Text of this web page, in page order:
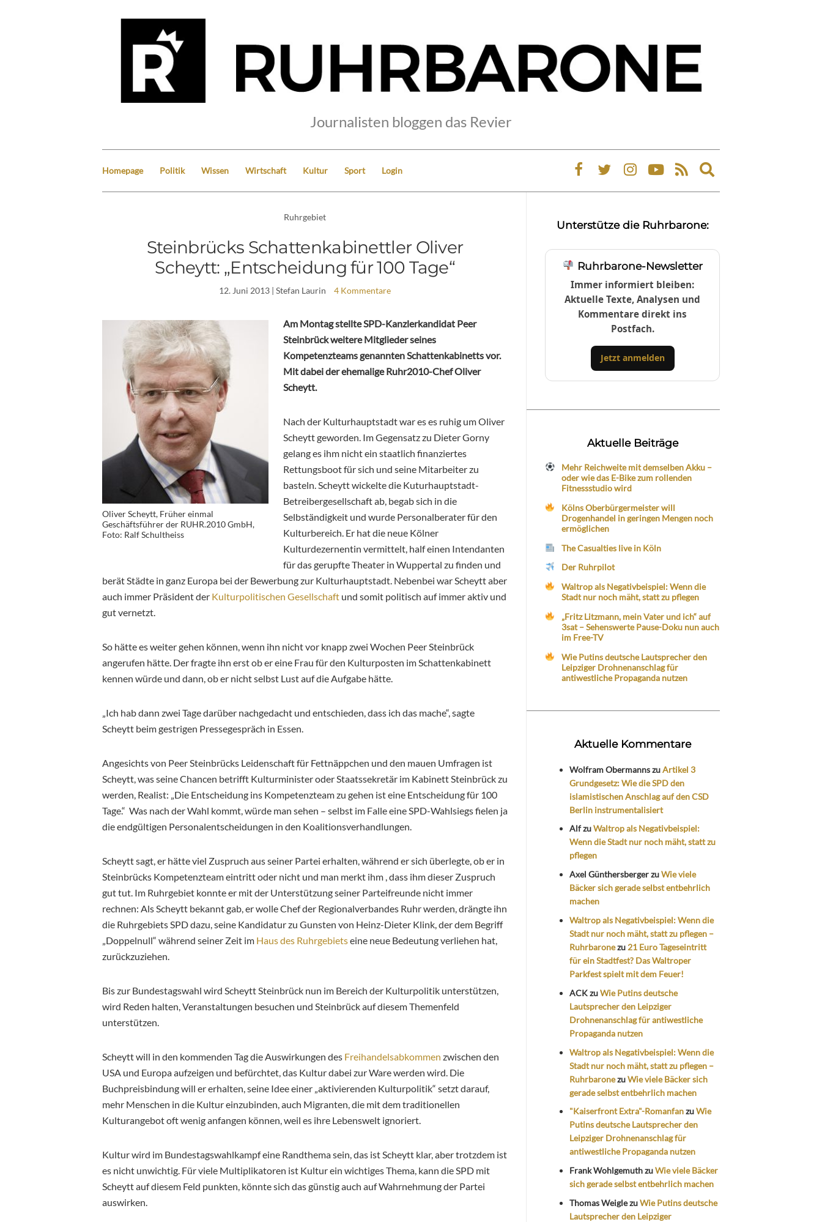
Journalisten bloggen das Revier
Homepage Politik Wissen Wirtschaft Kultur Sport Login
Expand
search
Ruhrgebiet
Steinbrücks Schattenkabinettler Oliver
Scheytt: „Entscheidung für 100 Tage“
12. Juni 2013 | Stefan Laurin 4 Kommentare
Oliver Scheytt, Früher einmal
Geschäftsführer der RUHR.2010 GmbH,
Foto: Ralf Schultheiss
Am Montag stellte SPD-Kanzlerkandidat Peer
Steinbrück weitere Mitglieder seines
Kompetenzteams genannten Schattenkabinetts vor.
Mit dabei der ehemalige Ruhr2010-Chef Oliver
Scheytt.
Nach der Kulturhauptstadt war es es ruhig um Oliver
Scheytt geworden. Im Gegensatz zu Dieter Gorny
gelang es ihm nicht ein staatlich finanziertes
Rettungsboot für sich und seine Mitarbeiter zu
basteln. Scheytt wickelte die Kuturhauptstadt-
Betreibergesellschaft ab, begab sich in die
Selbständigkeit und wurde Personalberater für den
Kulturbereich. Er hat die neue Kölner
Kulturdezernentin vermittelt, half einen Intendanten
für das gerupfte Theater in Wuppertal zu finden und
berät Städte in ganz Europa bei der Bewerbung zur Kulturhauptstadt. Nebenbei war Scheytt aber
auch immer Präsident der Kulturpolitischen Gesellschaft und somit politisch auf immer aktiv und
gut vernetzt.
So hätte es weiter gehen können, wenn ihn nicht vor knapp zwei Wochen Peer Steinbrück
angerufen hätte. Der fragte ihn erst ob er eine Frau für den Kulturposten im Schattenkabinett
kennen würde und dann, ob er nicht selbst Lust auf die Aufgabe hätte.
„Ich hab dann zwei Tage darüber nachgedacht und entschieden, dass ich das mache“, sagte
Scheytt beim gestrigen Pressegespräch in Essen.
Angesichts von Peer Steinbrücks Leidenschaft für Fettnäppchen und den mauen Umfragen ist
Scheytt, was seine Chancen betrifft Kulturminister oder Staatssekretär im Kabinett Steinbrück zu
werden, Realist: „Die Entscheidung ins Kompetenzteam zu gehen ist eine Entscheidung für 100
Tage.“ Was nach der Wahl kommt, würde man sehen – selbst im Falle eine SPD-Wahlsiegs fielen ja
die endgültigen Personalentscheidungen in den Koalitionsverhandlungen.
Scheytt sagt, er hätte viel Zuspruch aus seiner Partei erhalten, während er sich überlegte, ob er in
Steinbrücks Kompetenzteam eintritt oder nicht und man merkt ihm , dass ihm dieser Zuspruch
gut tut. Im Ruhrgebiet konnte er mit der Unterstützung seiner Parteifreunde nicht immer
rechnen: Als Scheytt bekannt gab, er wolle Chef der Regionalverbandes Ruhr werden, drängte ihn
die Ruhrgebiets SPD dazu, seine Kandidatur zu Gunsten von Heinz-Dieter Klink, der dem Begriff
„Doppelnull“ während seiner Zeit im Haus des Ruhrgebietseine neue Bedeutung verliehen hat,
zurückzuziehen.
Bis zur Bundestagswahl wird Scheytt Steinbrück nun im Bereich der Kulturpolitik unterstützen,
wird Reden halten, Veranstaltungen besuchen und Steinbrück auf diesem Themenfeld
unterstützen.
Scheytt will in den kommenden Tag die Auswirkungen des Freihandelsabkommen zwischen den
USA und Europa aufzeigen und befürchtet, das Kultur dabei zur Ware werden wird. Die
Buchpreisbindung will er erhalten, seine Idee einer „aktivierenden Kulturpolitik“ setzt darauf,
mehr Menschen in die Kultur einzubinden, auch Migranten, die mit dem traditionellen
Kulturangebot oft wenig anfangen können, weil es ihre Lebenswelt ignoriert.
Kultur wird im Bundestagswahlkampf eine Randthema sein, das ist Scheytt klar, aber trotzdem ist
es nicht unwichtig. Für viele Multiplikatoren ist Kultur ein wichtiges Thema, kann die SPD mit
Scheytt auf diesem Feld punkten, könnte sich das günstig auch auf Wahrnehmung der Partei
auswirken.
Unterstütze die Ruhrbarone:
Ruhrbarone-Newsletter
Immer informiert bleiben:
Aktuelle Texte, Analysen und
Kommentare direkt ins
Postfach.
Jetzt anmelden
Aktuelle Beiträge
Mehr Reichweite mit demselben Akku –
oder wie das E-Bike zum rollenden
Fitnessstudio wird
Kölns Oberbürgermeister will
Drogenhandel in geringen Mengen noch
ermöglichen
The Casualties live in Köln
Der Ruhrpilot
Waltrop als Negativbeispiel: Wenn die
Stadt nur noch mäht, statt zu pflegen
„Fritz Litzmann, mein Vater und ich“ auf
3sat – Sehenswerte Pause-Doku nun auch
im Free-TV
Wie Putins deutsche Lautsprecher den
Leipziger Drohnenanschlag für
antiwestliche Propaganda nutzen
Aktuelle Kommentare
Wolfram ObermannszuArtikel 3
Grundgesetz: Wie die SPD den
islamistischen Anschlag auf den CSD
Berlin instrumentalisiert
AlfzuWaltrop als Negativbeispiel:
Wenn die Stadt nur noch mäht, statt zu
pflegen
Axel GünthersbergerzuWie viele
Bäcker sich gerade selbst entbehrlich
machen
Waltrop als Negativbeispiel: Wenn die
Stadt nur noch mäht, statt zu pflegen –
Ruhrbaronezu 21 Euro Tageseintritt
für ein Stadtfest? Das Waltroper
Parkfest spielt mit dem Feuer!
ACKzuWie Putins deutsche
Lautsprecher den Leipziger
Drohnenanschlag für antiwestliche
Propaganda nutzen
Waltrop als Negativbeispiel: Wenn die
Stadt nur noch mäht, statt zu pflegen –
RuhrbaronezuWie viele Bäcker sich
gerade selbst entbehrlich machen
"Kaiserfront Extra"-RomanfanzuWie
Putins deutsche Lautsprecher den
Leipziger Drohnenanschlag für
antiwestliche Propaganda nutzen
Frank WohlgemuthzuWie viele Bäcker
sich gerade selbst entbehrlich machen
Thomas WeiglezuWie Putins deutsche
Lautsprecher den Leipziger